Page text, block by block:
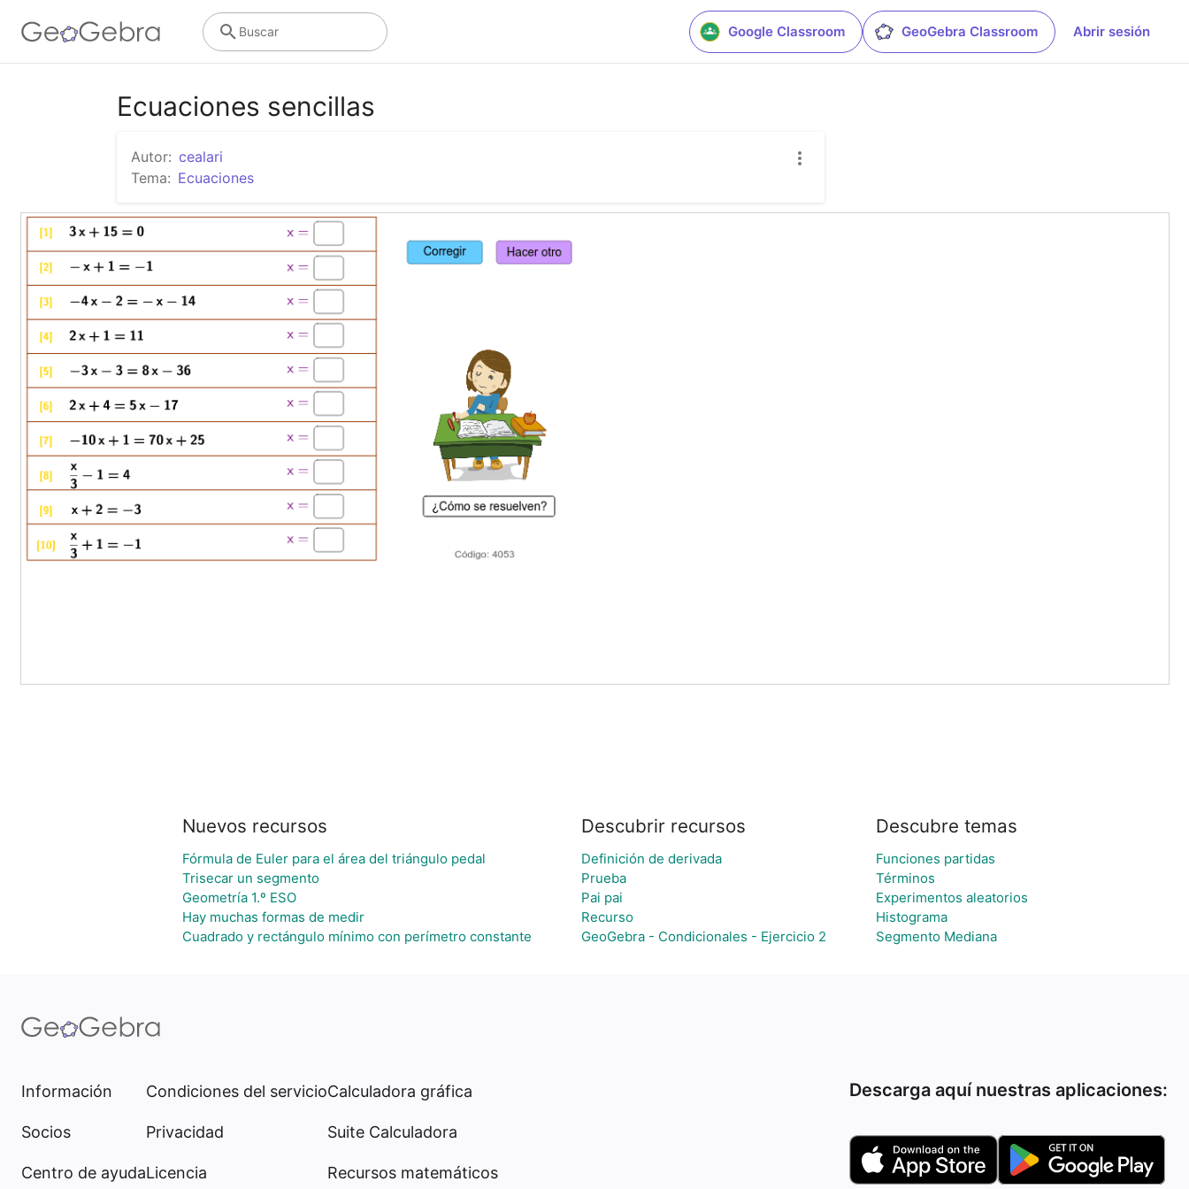
Google Classroom GeoGebra Classroom Abrir sesión
Buscar
Ecuaciones sencillas
Autor: cealari
Tema: Ecuaciones
Nuevos recursos
Fórmula de Euler para el área del triángulo pedal
Trisecar un segmento
Geometría 1.º ESO
Hay muchas formas de medir
Cuadrado y rectángulo mínimo con perímetro constante
Descubrir recursos
Definición de derivada
Prueba
Pai pai
Recurso
GeoGebra - Condicionales - Ejercicio 2
Descubre temas
Funciones partidas
Términos
Experimentos aleatorios
Histograma
Segmento Mediana
Información
Socios
Centro de ayuda
Condiciones del servicio
Privacidad
Licencia
Calculadora gráfica
Suite Calculadora
Recursos matemáticos
Descarga aquí nuestras aplicaciones: